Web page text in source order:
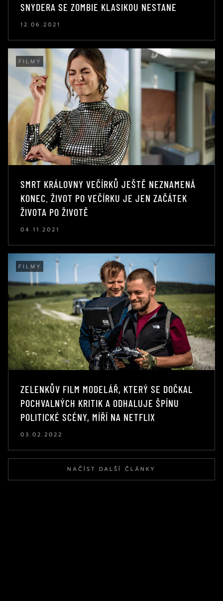
SNYDERA SE ZOMBIE KLASIKOU NESTANE
12.06.2021
FILMY
SMRT KRÁLOVNY VEČÍRKŮ JEŠTĚ NEZNAMENÁ
KONEC. ŽIVOT PO VEČÍRKU JE JEN ZAČÁTEK
ŽIVOTA PO ŽIVOTĚ
04.11.2021
FILMY
ZELENKŮV FILM MODELÁŘ, KTERÝ SE DOČKAL
POCHVALNÝCH KRITIK A ODHALUJE ŠPÍNU
POLITICKÉ SCÉNY, MÍŘÍ NA NETFLIX
03.02.2022
NAČÍST DALŠÍ ČLÁNKY